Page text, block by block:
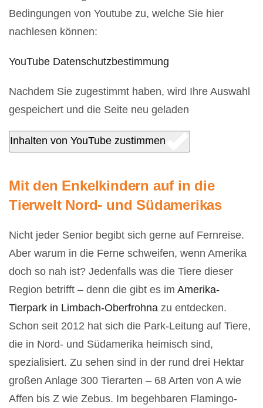
Bedingungen von Youtube zu, welche Sie hier
nachlesen können:
YouTube Datenschutzbestimmung
Nachdem Sie zugestimmt haben, wird Ihre Auswahl
gespeichert und die Seite neu geladen
Inhalten von YouTube zustimmen
Mit den Enkelkindern auf in die
Tierwelt Nord- und Südamerikas
Nicht jeder Senior begibt sich gerne auf Fernreise.
Aber warum in die Ferne schweifen, wenn Amerika
doch so nah ist? Jedenfalls was die Tiere dieser
Region betrifft – denn die gibt es im Amerika-
Tierpark in Limbach-Oberfrohna zu entdecken.
Schon seit 2012 hat sich die Park-Leitung auf Tiere,
die in Nord- und Südamerika heimisch sind,
spezialisiert. Zu sehen sind in der rund drei Hektar
großen Anlage 300 Tierarten – 68 Arten von A wie
Affen bis Z wie Zebus. Im begehbaren Flamingo-